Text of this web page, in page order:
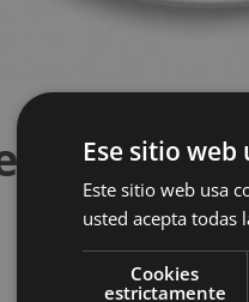
Ese sitio
Este sitio web usa
usted acepta todas
Cookies
estrictamente